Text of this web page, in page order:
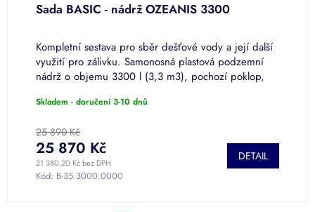
Sada BASIC - nádrž OZEANIS 3300
Kompletní sestava pro sběr dešťové vody a její další
využití pro zálivku. Samonosná plastová podzemní
nádrž o objemu 3300 l (3,3 m3), pochozí poklop,
Skladem - doručení 3-10 dnů
25 890 Kč
21 380,20 Kč bez DPH
25 870 Kč DETAIL
Kód: B-35.3000.0000